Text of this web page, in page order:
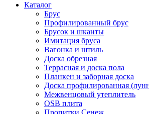
Каталог
Брус
Профилированный брус
Брусок и шканты
Имитация бруса
Вагонка и штиль
Доска обрезная
Террасная и доска пола
Планкен и заборная доска
Доска профилированная
Межвенцовый утеплитель
OSB плита
Пропитки Сенеж